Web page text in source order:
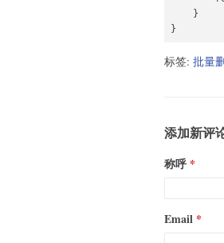
    }
}
标签: 批量
添加新评
称呼
Email